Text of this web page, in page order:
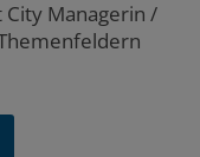
Managerin /